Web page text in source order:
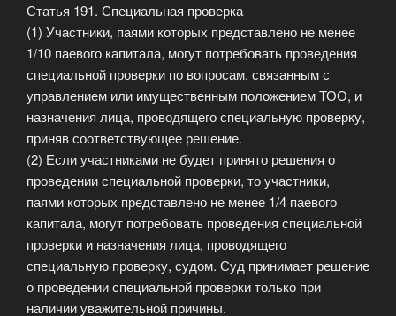
Статья 191. Специальная проверка
(1) Участники, паями которых представлено не менее
1/10 паевого капитала, могут потребовать проведения
специальной проверки по вопросам, связанным с
управлением или имущественным положением ТОО, и
назначения лица, проводящего специальную проверку,
приняв соответствующее решение.
(2) Если участниками не будет принято решения о
проведении специальной проверки, то участники,
паями которых представлено не менее 1/4 паевого
капитала, могут потребовать проведения специальной
проверки и назначения лица, проводящего
специальную проверку, судом. Суд принимает решение
о проведении специальной проверки только при
наличии уважительной причины.